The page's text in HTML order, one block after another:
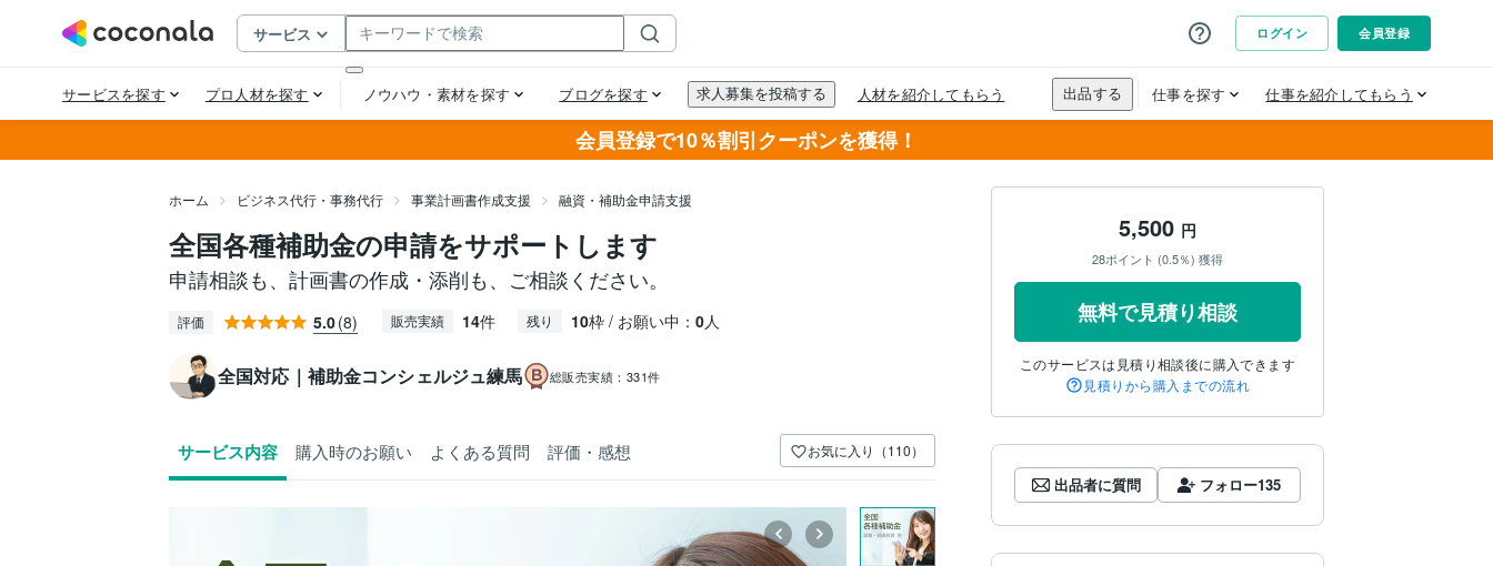
会員登録で10％割引クーポンを獲得！
ホーム ビジネス代行・事務代行 事業計画書作成支援 融資・補助金申請支援
全国各種補助金の申請をサポートします
申請相談も、計画書の作成・添削も、ご相談ください。
評価 5.0(8) 販売実績 14件 残り 10枠 / お願い中： 0人
全国対応｜補助金コンシェルジュ練馬 総販売実績： 331件
サービス内容 購入時のお願い よくある質問 評価・感想 お気に入り（110）
5,500 円
28ポイント (0.5％) 獲得
無料で見積り相談
このサービスは見積り相談後に購入できます
見積りから購入までの流れ
出品者に質問 フォロー135